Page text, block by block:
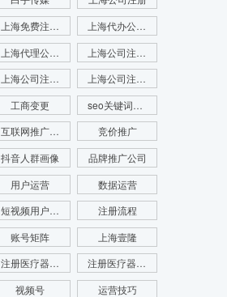
上海免费注册公司
上海代办公司注册
上海代理公司注册
上海公司注册查询
上海公司注册代理
上海公司注册流程
工商变更
seo关键词优化
互联网推广公司
竞价推广
抖音人群画像
品牌推广公司
用户运营
数据运营
短视频用户画像
注册流程
账号矩阵
上海壹隆
注册医疗器械公司代办
注册医疗器械公司电话
视频号
运营技巧